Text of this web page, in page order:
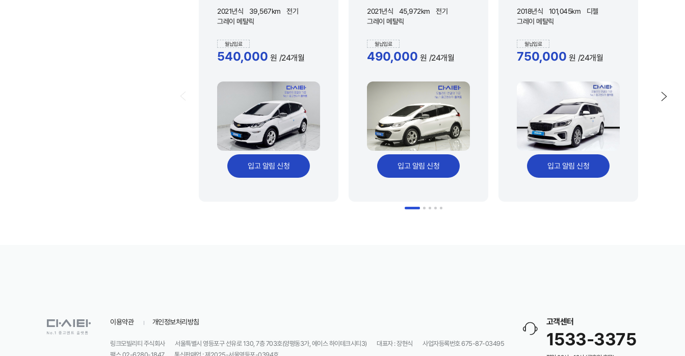
2021년식 39,567km
전기
그레이 메탈릭
월납입료
540,000 원 /24개월
입고 알림 신청
2021년식 45,972km
전기
그레이 메탈릭
월납입료
490,000 원 /24개월
입고 알림 신청
2018년식 101,045km
디젤
그레이 메탈릭
월납입료
750,000 원 /24개월
입고 알림 신청
이용약관 개인정보처리방침
링크모빌리티 주식회사 서울특별시 영등포구 선유로 130, 7층 703호(양평동3가, 에이스 하이테크시티3) 대표자 : 장현식
사업자등록번호 675-87-03495
고객센터
1533-3375